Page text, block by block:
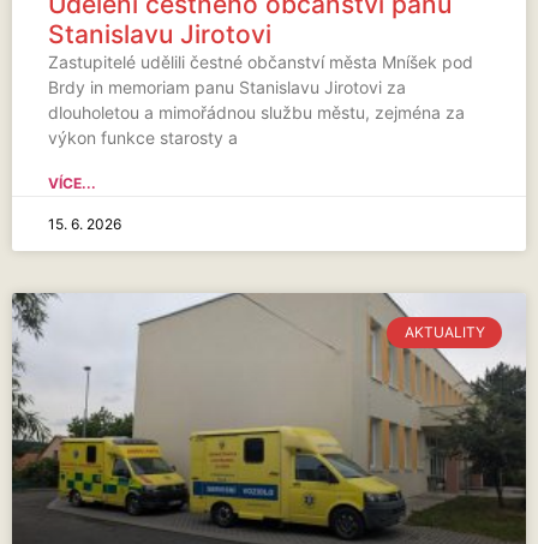
Stanislavu Jirotovi
Zastupitelé udělili čestné občanství města Mníšek pod
Brdy in memoriam panu Stanislavu Jirotovi za
dlouholetou a mimořádnou službu městu, zejména za
výkon funkce starosty a
VÍCE...
15. 6. 2026
AKTUALITY